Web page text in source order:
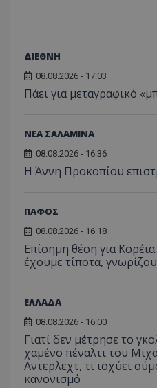
ΔΙΕΘΝΗ
08.08.2026 - 17:03
Πάει για μεταγραφικό
ΝΕΑ ΣΑΛΑΜΙΝΑ
08.08.2026 - 16:36
Η Άννη Προκοπίου
ΠΑΦΟΣ
08.08.2026 - 16:18
Επίσημη θέση για
έχουμε τίποτα,
ΕΛΛΑΔΑ
08.08.2026 - 16:00
Γιατί δεν μέτρησε το
χαμένο πέναλτι του
Αντερλεχτ, τι ισχύει
κανονισμό